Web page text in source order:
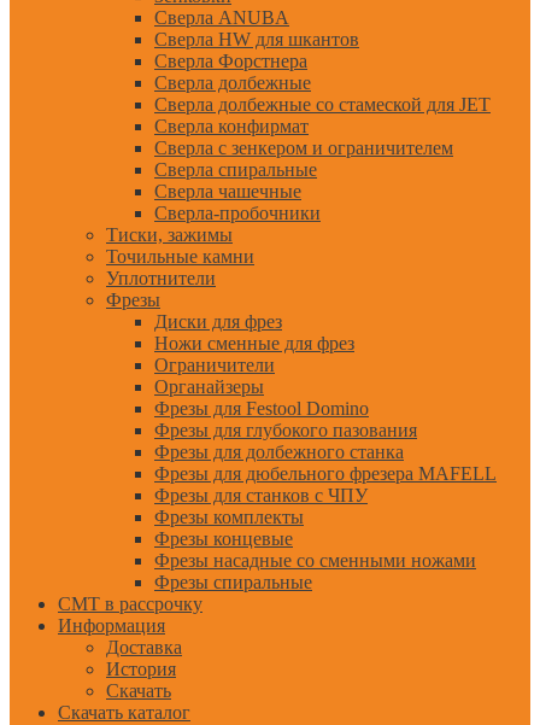
Сверла ANUBA
Сверла HW для шкантов
Сверла Форстнера
Сверла долбежные
Сверла долбежные со стамеской для JET
Сверла конфирмат
Сверла с зенкером и ограничителем
Сверла спиральные
Сверла чашечные
Сверла-пробочники
Тиски, зажимы
Точильные камни
Уплотнители
Фрезы
Диски для фрез
Ножи сменные для фрез
Ограничители
Органайзеры
Фрезы для Festool Domino
Фрезы для глубокого пазования
Фрезы для долбежного станка
Фрезы для дюбельного фрезера MAFELL
Фрезы для станков с ЧПУ
Фрезы комплекты
Фрезы концевые
Фрезы насадные со сменными ножами
Фрезы спиральные
CMT в рассрочку
Информация
Доставка
История
Скачать
Скачать каталог